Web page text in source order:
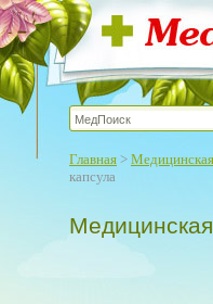
Главная >
капсула